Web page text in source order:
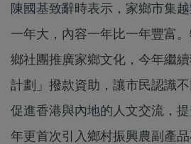
陳國基致辭時表示，家鄉市集
一年大，內容一年比一年豐富
鄉社團推廣家鄉文化，今年繼
計劃」撥款資助，讓市民認識
促進香港與內地的人文交流，
年更首次引入鄉村振興農副產